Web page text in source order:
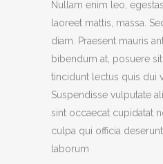
Nullam enim leo,
laoreet mattis, massa.
diam. Praesent mauris
bibendum at, posuere
tincidunt lectus quis dui
Suspendisse vulputate
sint occaecat cupidatat
culpa qui officia
laborum